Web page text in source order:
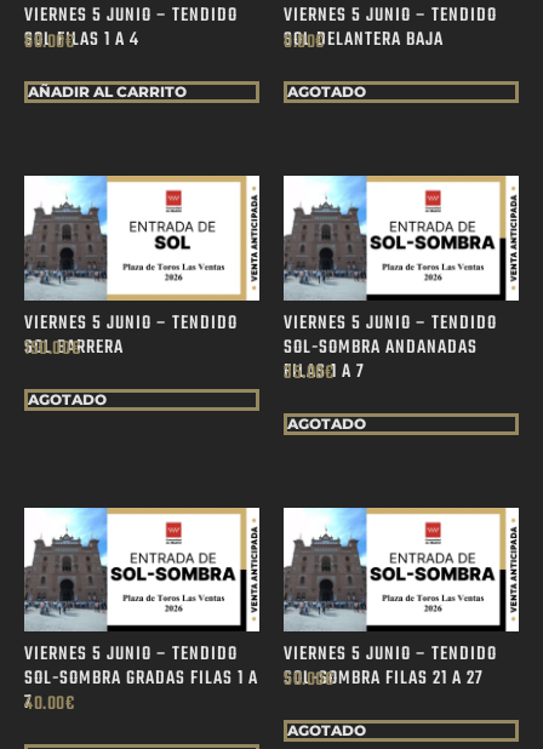
VIERNES 5 JUNIO – TENDIDO
SOL FILAS 1 A 4
68.00€
AÑADIR AL CARRITO
VIERNES 5 JUNIO – TENDIDO
SOL DELANTERA BAJA
0.00€
AGOTADO
VIERNES 5 JUNIO – TENDIDO
SOL BARRERA
150.00€
AGOTADO
VIERNES 5 JUNIO – TENDIDO
SOL-SOMBRA ANDANADAS
FILAS 1 A 7
35.00€
AGOTADO
VIERNES 5 JUNIO – TENDIDO
SOL-SOMBRA GRADAS FILAS 1 A
7
40.00€
VIERNES 5 JUNIO – TENDIDO
SOL-SOMBRA FILAS 21 A 27
50.00€
AGOTADO